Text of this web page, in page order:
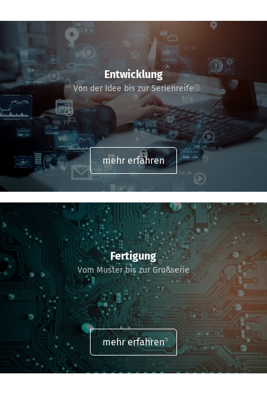
Entwicklung
Von der Idee bis zur Serienreife
mehr erfahren
Fertigung
Vom Muster bis zur Großserie
mehr erfahren